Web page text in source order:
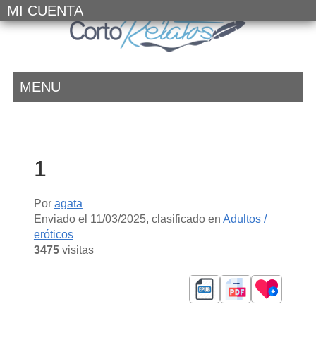
MI CUENTA
MENU
1
Por agata
Enviado el 11/03/2025, clasificado en Adultos /
eróticos
3475visitas